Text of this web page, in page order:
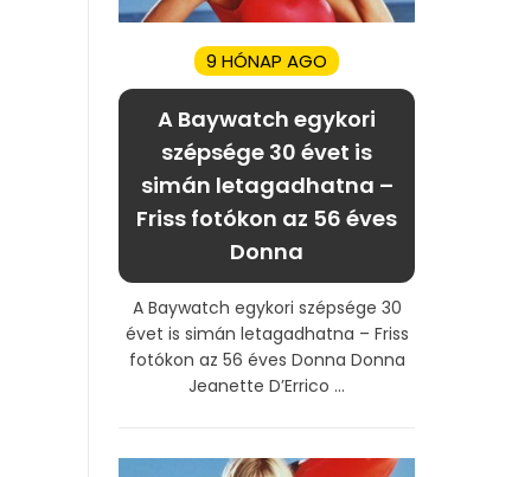
9 HÓNAP AGO
A Baywatch egykori
szépsége 30 évet is
simán letagadhatna –
Friss fotókon az 56 éves
Donna
A Baywatch egykori szépsége 30
évet is simán letagadhatna – Friss
fotókon az 56 éves Donna Donna
Jeanette D’Errico ...